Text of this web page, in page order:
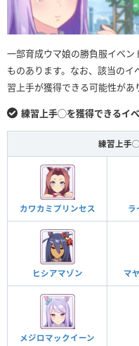
一部育成ウマ娘の勝負服イベ
ものあります。なお、該当の
習上手が獲得できる可能性があ
練習上手◯を獲得できるイ
練習上手
カワカミプリンセス ラ
ヒシアマゾン マ
メジロマックイーン